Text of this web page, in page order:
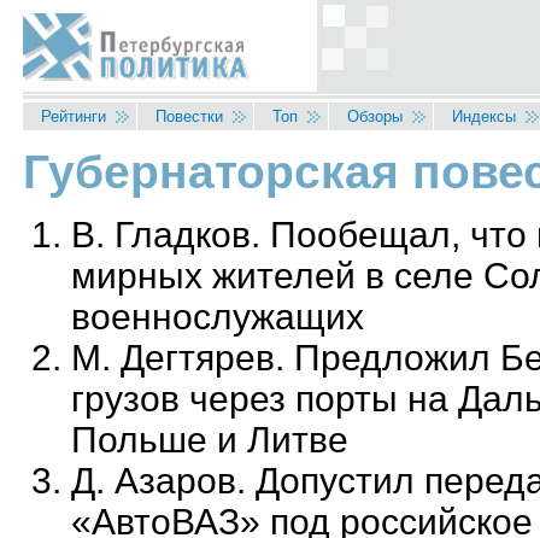
Перейти к основному содержанию
Рейтинги Повестки Топ Обзоры Индексы
Вы здесь
Губернаторская
В. Гладков. Пообещал,
мирных жителей в селе
военнослужащих
М. Дегтярев. Предложил
грузов через порты на
Польше и Литве
Д. Азаров. Допустил
«АвтоВАЗ» под